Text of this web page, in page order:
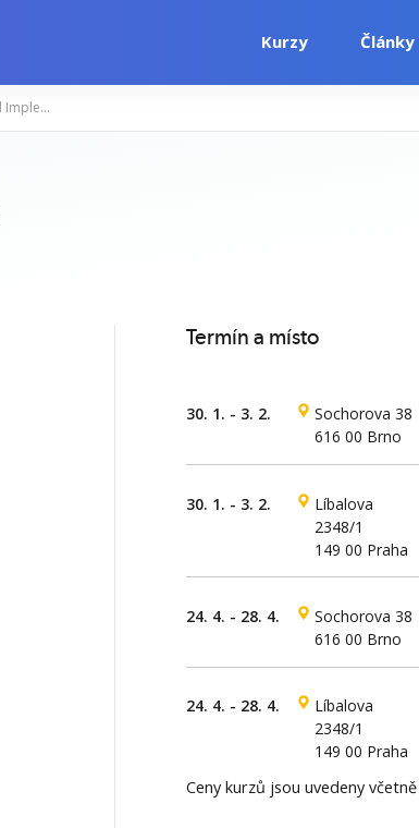
Kurzy Články
Počítačové kurzy
PECB Certified ISO/IEC 27001 Lead Implementer
Termín a místo
30. 1. - 3. 2.
Sochorova 38
616 00 Brno
30. 1. - 3. 2.
Líbalova
2348/1
149 00 Praha
24. 4. - 28. 4.
Sochorova 38
616 00 Brno
24. 4. - 28. 4.
Líbalova
2348/1
149 00 Praha
Ceny kurzů jsou uvedeny